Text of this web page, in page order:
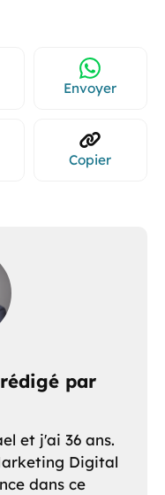
Envoyer
Copier
par
et j'ai 36 ans.
Digital
dans ce